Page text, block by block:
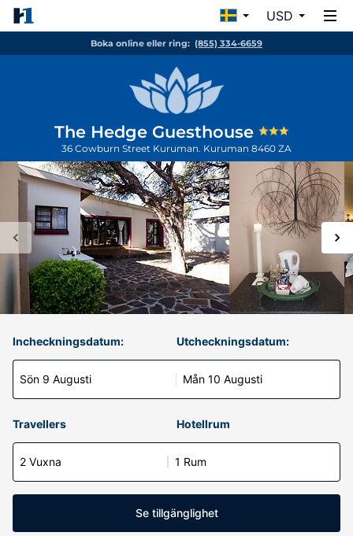
USD
Boka online eller ring: (855) 334-6659
The Hedge Guesthouse
36 Cowburn Street Kuruman. Kuruman 8460 ZA
Incheckningsdatum:
Sön 9 Augusti
Utcheckningsdatum:
Mån 10 Augusti
Travellers Hotellrum
2 Vuxna 1 Rum
Se tillgänglighet